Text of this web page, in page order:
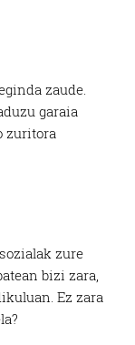
zaude.
garaia
zuritora
zure
bizi zara,
Ez zara